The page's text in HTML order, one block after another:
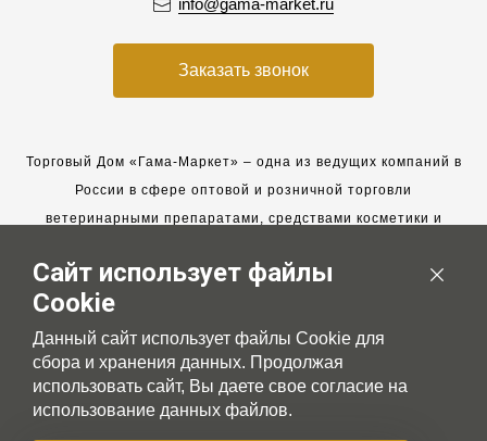
info@gama-market.ru
Заказать звонок
Торговый Дом «Гама-Маркет» – одна из ведущих компаний в
России в сфере оптовой и розничной торговли
ветеринарными препаратами, средствами косметики и
Мы работаем с 2005 года. Мы приглашаем к сотрудничеству
новых клиентов и всегда рассчитываем на взаимовыгодные,
долгосрочные партнерские отношения.
Сайт использует файлы
Cookie
Данный сайт использует файлы Cookie для
сбора и хранения данных. Продолжая
использовать сайт, Вы даете свое согласие на
использование данных файлов.